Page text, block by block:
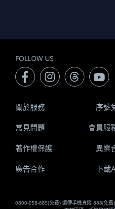
FOLLOW US
0800-058-885(免費) 遠傳手機直撥 888(免
關於服務 序號
常見問題 會員服
著作權保護 異業
廣告合作 下載